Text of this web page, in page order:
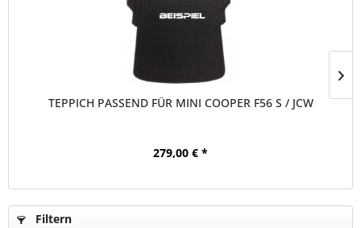
TEPPICH PASSEND FÜR MINI COOPER F56 S / JCW
279,00 € *
Filtern